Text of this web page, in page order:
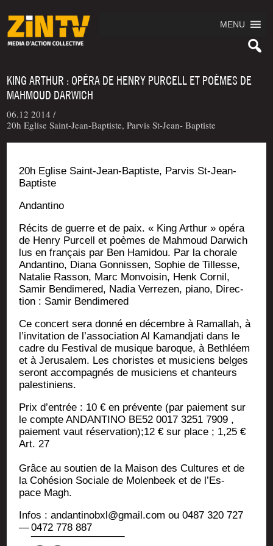
MENU
KING ARTHUR : OPÉRA DE HENRY PURCELL ET POÈMES DE
MAHMOUD DARWICH
06.12 2014 /
20h Eglise Saint-Jean-Baptiste, Parvis St-Jean- Baptiste
20h Eglise Saint-Jean-Bap­tiste, Par­vis St-Jean-
Baptiste
Andan­ti­no
Récits de guerre et de paix. « King Arthur » opé­ra
de Hen­ry Pur­cell et poèmes de Mah­moud Dar­wich
lus en fran­çais par Ben Hami­dou. Par la cho­rale
Andan­ti­no, Dia­na Gon­nis­sen, Sophie de Tillesse,
Nata­lie Ras­son, Marc Mon­voi­sin, Henk Cor­nil,
Samir Ben­di­me­red, Nadia Ver­re­zen, pia­no, Direc­
tion : Samir Bendimered
Ce concert sera don­né en décembre à Ramal­lah, à
l’invitation de l’association Al Kamand­ja­ti dans le
cadre du Fes­ti­val de musique baroque, à Beth­léem
et à Jeru­sa­lem. Les cho­ristes et musi­ciens belges
seront accom­pa­gnés de musi­ciens et chan­teurs
palestiniens.
Prix d’en­trée : 10 € en pré­vente (par paie­ment sur
le compte ANDANTINO BE52 0017 3251 7909 ,
paie­ment vaut réservation);12 € sur place ; 1,25 €
Art. 27
Grâce au sou­tien de la Mai­son des Cultures et de
la Cohé­sion Sociale de Molen­beek et de l’Es­
pace Magh.
Infos : andantinobxl@gmail.com ou 0487 320 727
— 0472 778 887